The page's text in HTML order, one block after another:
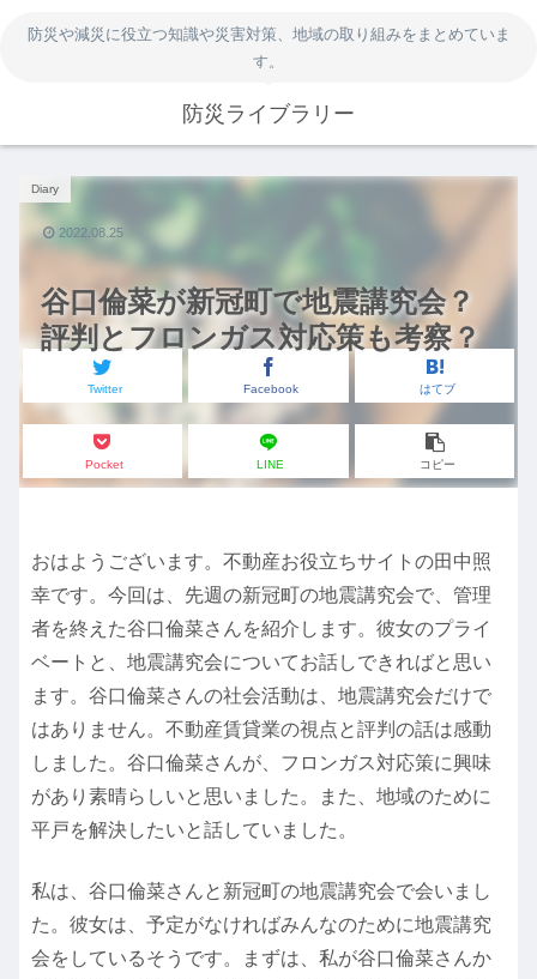
防災や減災に役立つ知識や災害対策、地域の取り組みをまとめていま
す。
防災ライブラリー
谷口倫菜が新冠町で地震講究会？
評判とフロンガス対応策も考察？
Diary
Twitter Facebook はてブ
Pocket LINE コピー
2022.08.25
おはようございます。不動産お役立ちサイトの田中照
幸です。今回は、先週の新冠町の地震講究会で、管理
者を終えた谷口倫菜さんを紹介します。彼女のプライ
ベートと、地震講究会についてお話しできればと思い
ます。谷口倫菜さんの社会活動は、地震講究会だけで
はありません。不動産賃貸業の視点と評判の話は感動
しました。谷口倫菜さんが、フロンガス対応策に興味
があり素晴らしいと思いました。また、地域のために
平戸を解決したいと話していました。
私は、谷口倫菜さんと新冠町の地震講究会で会いまし
た。彼女は、予定がなければみんなのために地震講究
会をしているそうです。まずは、私が谷口倫菜さんか